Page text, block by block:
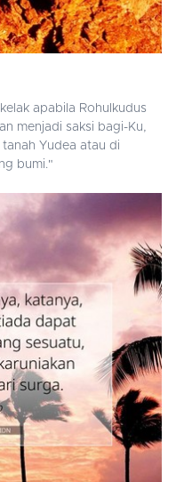
apabila Rohulkudus
menjadi saksi bagi-Ku,
tanah Yudea atau di
bumi."